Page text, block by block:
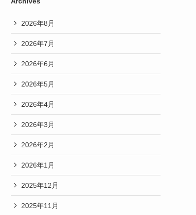
2026年8月
2026年7月
2026年6月
2026年5月
2026年4月
2026年3月
2026年2月
2026年1月
2025年12月
2025年11月